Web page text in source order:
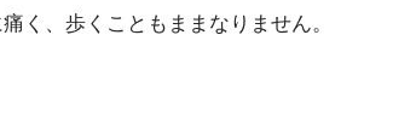
く、歩くこともままなりません。